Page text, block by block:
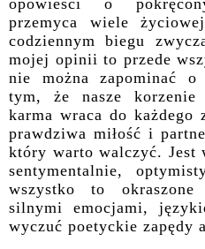
opowieści o
przemyca wiele
codziennym biegu
mojej opinii to przede
nie można zapominać
tym, że nasze
karma wraca do
prawdziwa miłość i
który warto walczyć. Jest
sentymentalnie,
wszystko to okraszone
silnymi emocjami,
wyczuć poetyckie zapędy